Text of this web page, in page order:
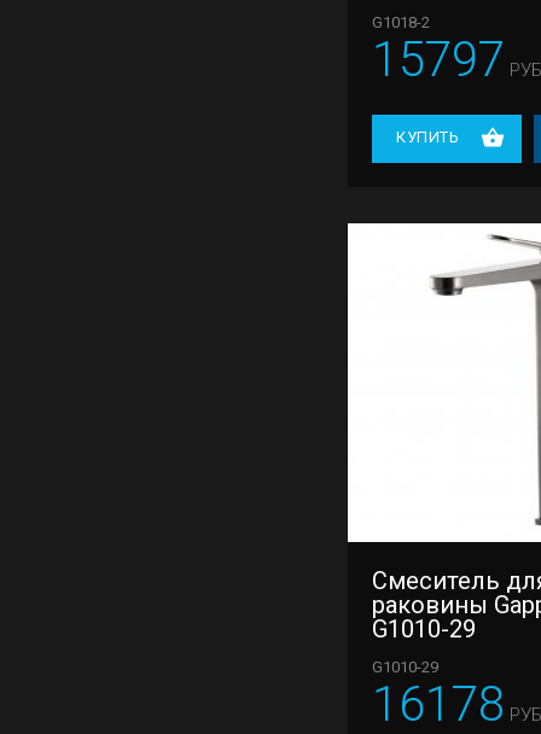
G1018-2
15797
КУПИТЬ
Смеситель
раковины
G1010-29
G1010-29
16178